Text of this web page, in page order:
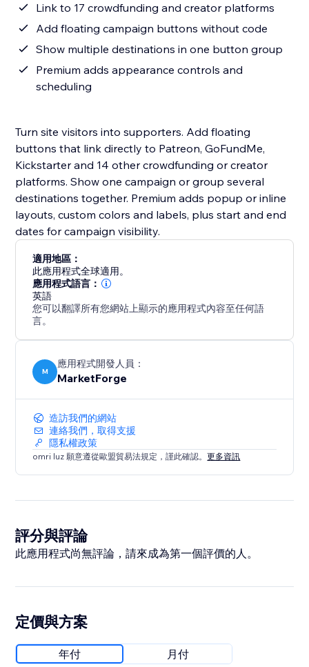
Link to 17 crowdfunding and creator platforms
Add floating campaign buttons without code
Show multiple destinations in one button group
Premium adds appearance controls and
scheduling
Turn site visitors into supporters. Add floating
buttons that link directly to Patreon, GoFundMe,
Kickstarter and 14 other crowdfunding or creator
platforms. Show one campaign or group several
destinations together. Premium adds popup or inline
layouts, custom colors and labels, plus start and end
dates for campaign visibility.
適用地區：
此應用程式全球適用。
應用程式語言：
英語
您可以翻譯所有您網站上顯示的應用程式內容至任何語
言。
M
應用程式開發人員：
MarketForge
造訪我們的網站
連絡我們，取得支援
隱私權政策
omri luz 願意遵從歐盟貿易法規定，謹此確認。更多資訊
評分與評論
此應用程式尚無評論，請來成為第一個評價的人。
定價與方案
年付 月付